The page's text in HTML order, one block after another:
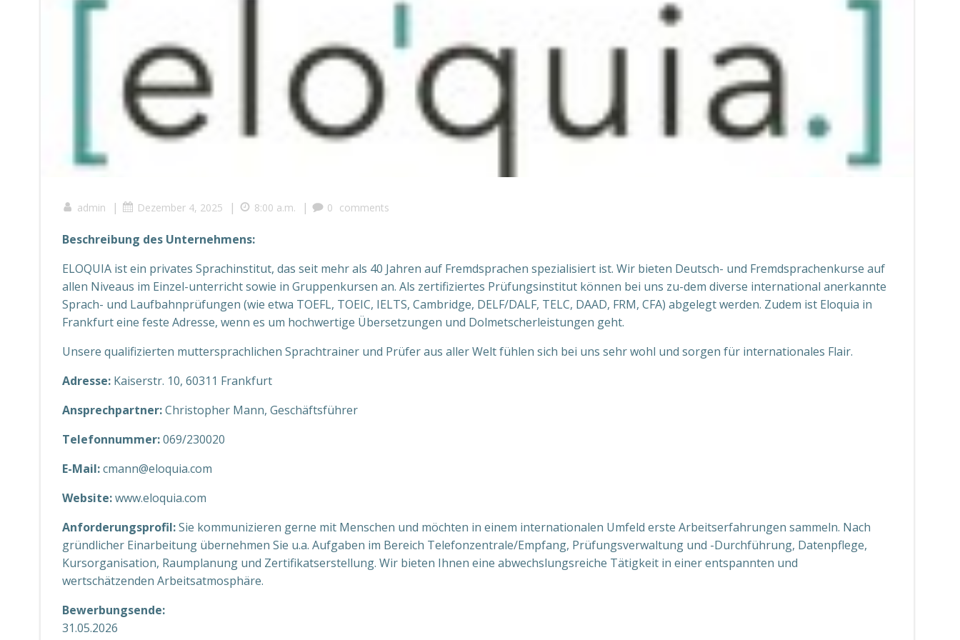
admin | Dezember 4, 2025 | 8:00 a.m. | 0 comments
Beschreibung des Unternehmens:
ELOQUIA ist ein privates Sprachinstitut, das seit mehr als 40 Jahren auf Fremdsprachen spezialisiert ist. Wir bieten Deutsch- und Fremdsprachenkurse auf
allen Niveaus im Einzel-unterricht sowie in Gruppenkursen an. Als zertifiziertes Prüfungsinstitut können bei uns zu-dem diverse international anerkannte
Sprach- und Laufbahnprüfungen (wie etwa TOEFL, TOEIC, IELTS, Cambridge, DELF/DALF, TELC, DAAD, FRM, CFA) abgelegt werden. Zudem ist Eloquia in
Frankfurt eine feste Adresse, wenn es um hochwertige Übersetzungen und Dolmetscherleistungen geht.
Unsere qualifizierten muttersprachlichen Sprachtrainer und Prüfer aus aller Welt fühlen sich bei uns sehr wohl und sorgen für internationales Flair.
Adresse: Kaiserstr. 10, 60311 Frankfurt
Ansprechpartner:Christopher Mann, Geschäftsführer
Telefonnummer:069/230020
E-Mail:cmann@eloquia.com
Website:www.eloquia.com
Anforderungsprofil:Sie kommunizieren gerne mit Menschen und möchten in einem internationalen Umfeld erste Arbeitserfahrungen sammeln. Nach
gründlicher Einarbeitung übernehmen Sie u.a. Aufgaben im Bereich Telefonzentrale/Empfang, Prüfungsverwaltung und -Durchführung, Datenpflege,
Kursorganisation, Raumplanung und Zertifikatserstellung. Wir bieten Ihnen eine abwechslungsreiche Tätigkeit in einer entspannten und
wertschätzenden Arbeitsatmosphäre.
Bewerbungsende:
31.05.2026